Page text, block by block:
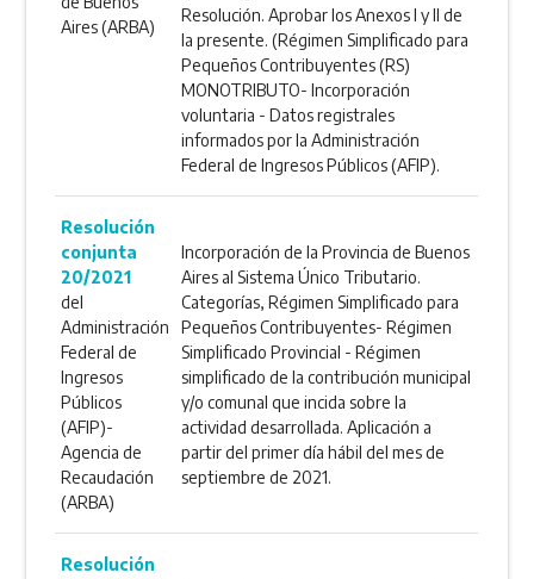
Aires (ARBA)
Resolución. Aprobar los Anexos I y II de
la presente. (Régimen Simplificado para
Pequeños Contribuyentes (RS)
MONOTRIBUTO- Incorporación
voluntaria - Datos registrales
informados por la Administración
Federal de Ingresos Públicos (AFIP).
Resolución
conjunta
20/2021
del
Administración
Federal de
Ingresos
Públicos
(AFIP)-
Agencia de
Recaudación
(ARBA)
Incorporación de la Provincia de Buenos
Aires al Sistema Único Tributario.
Categorías, Régimen Simplificado para
Pequeños Contribuyentes- Régimen
Simplificado Provincial - Régimen
simplificado de la contribución municipal
y/o comunal que incida sobre la
actividad desarrollada. Aplicación a
partir del primer día hábil del mes de
septiembre de 2021.
Resolución